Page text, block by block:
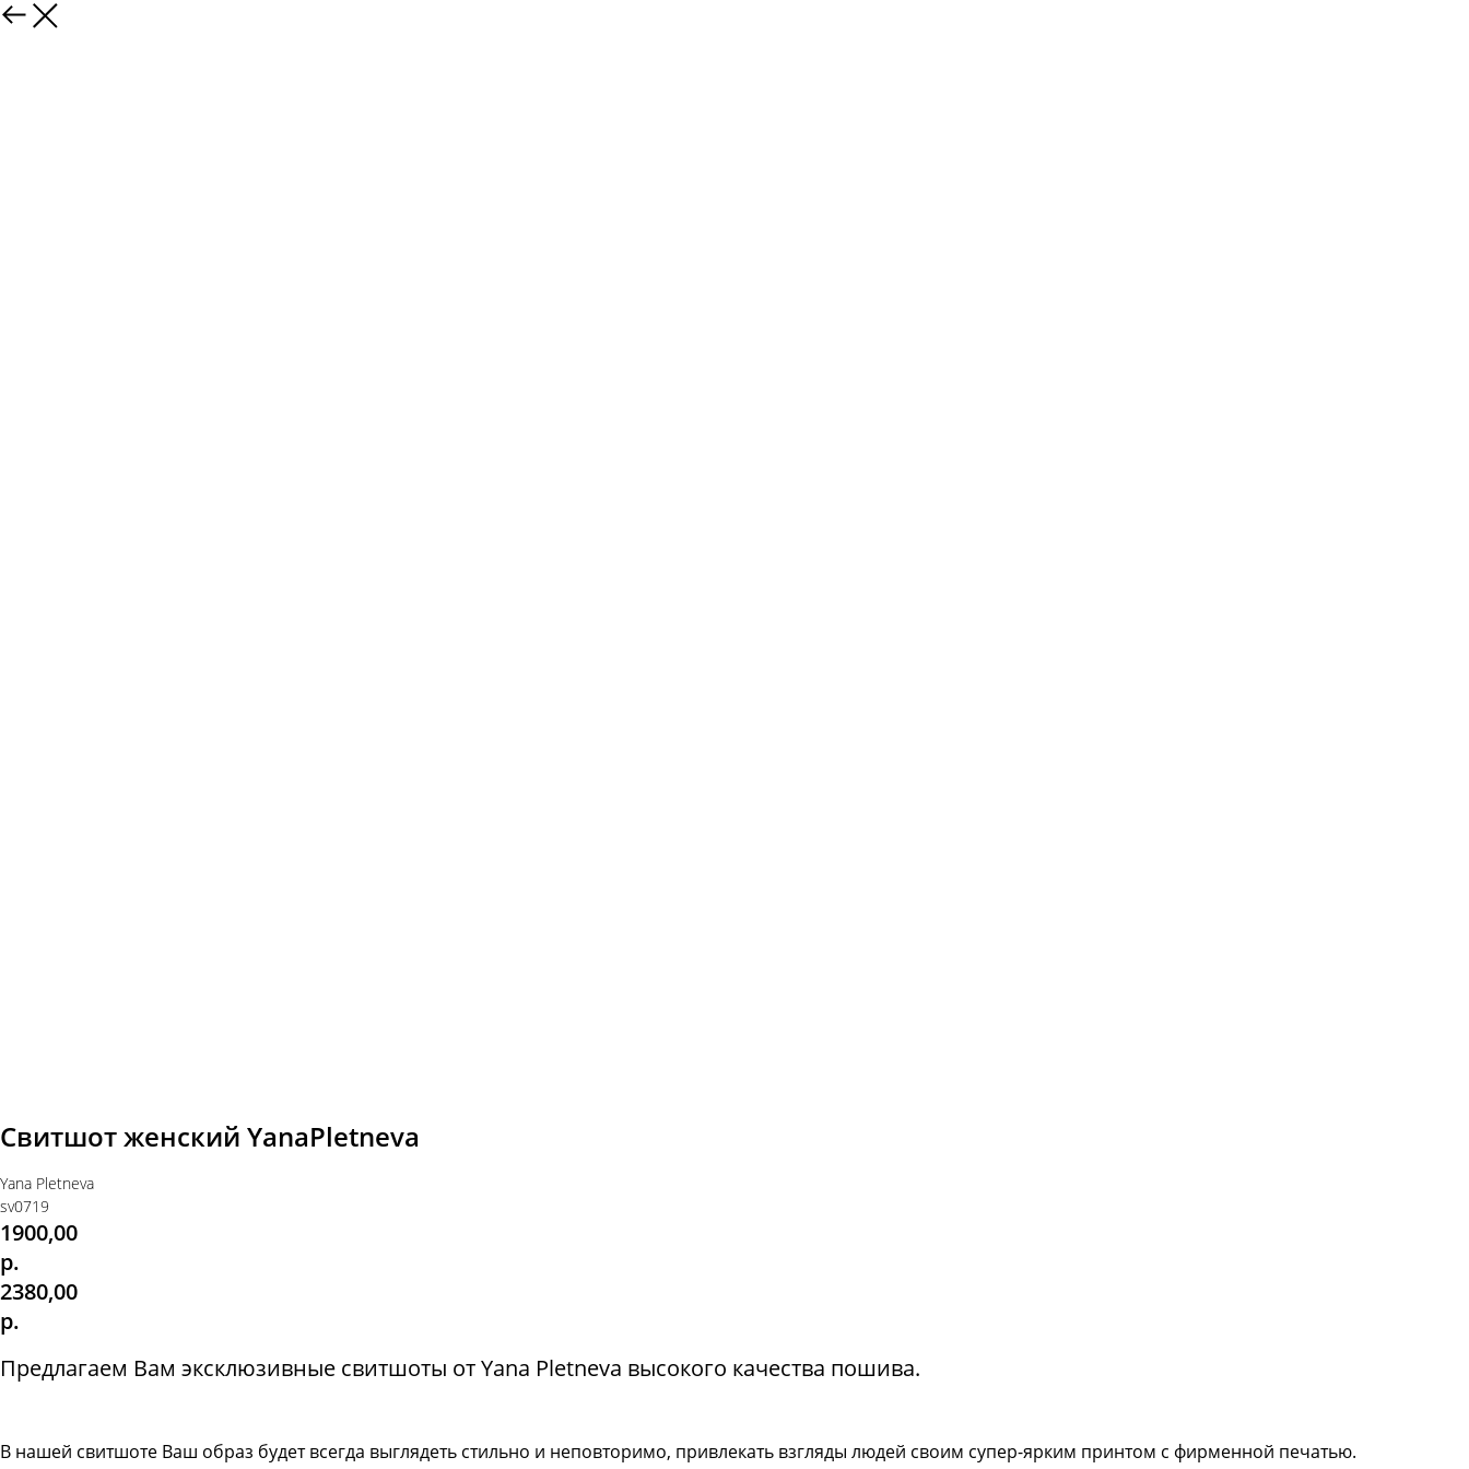
Свитшот женский YanaPletneva
Yana Pletneva
sv0719
1900,00
р.
2380,00
р.
Предлагаем Вам эксклюзивные свитшоты от Yana Pletneva высокого качества пошива.
В нашей свитшоте Ваш образ будет всегда выглядеть стильно и неповторимо, привлекать взгляды людей своим супер-ярким принтом с фирменной печатью.